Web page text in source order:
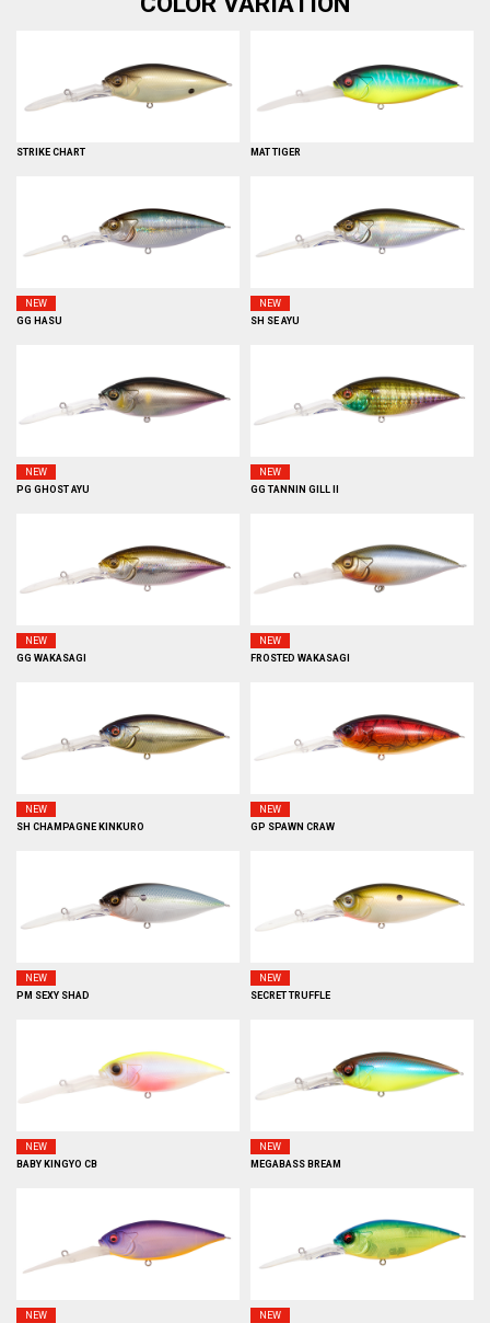
STRIKE CHART MAT TIGER
NEW
GG HASU
NEW
SH SE AYU
NEW
PG GHOST AYU
NEW
GG TANNIN GILL II
NEW
GG WAKASAGI
NEW
FROSTED WAKASAGI
NEW
SH CHAMPAGNE KINKURO
NEW
GP SPAWN CRAW
NEW
PM SEXY SHAD
NEW
SECRET TRUFFLE
NEW
BABY KINGYO CB
NEW
MEGABASS BREAM
NEW
NEW